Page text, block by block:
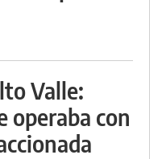
Valle:
operaba con